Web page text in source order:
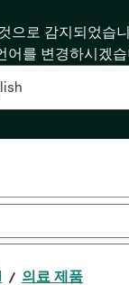
으로 감지되었습
어를 변경하시겠
의료 제품